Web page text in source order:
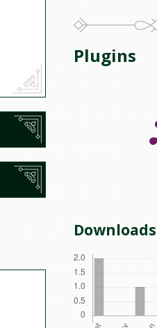
Plugins
Downloads